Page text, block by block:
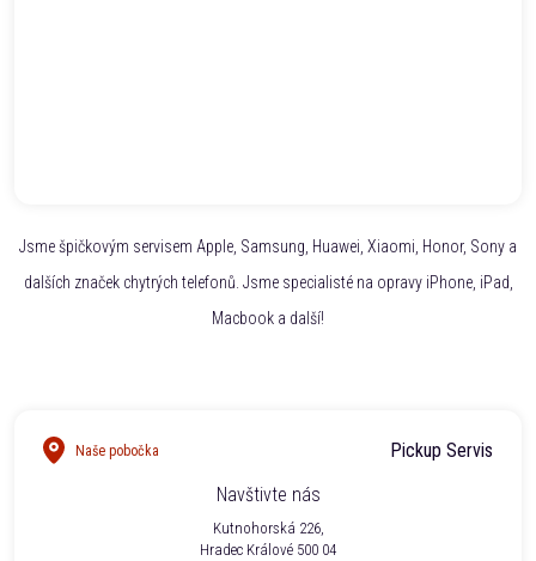
Jsme špičkovým servisem Apple, Samsung, Huawei, Xiaomi, Honor, Sony a
dalších značek chytrých telefonů. Jsme specialisté na opravy iPhone, iPad,
Macbook a další!
Naše pobočka
Pickup Servis
Navštivte nás
Kutnohorská 226,
Hradec Králové 500 04